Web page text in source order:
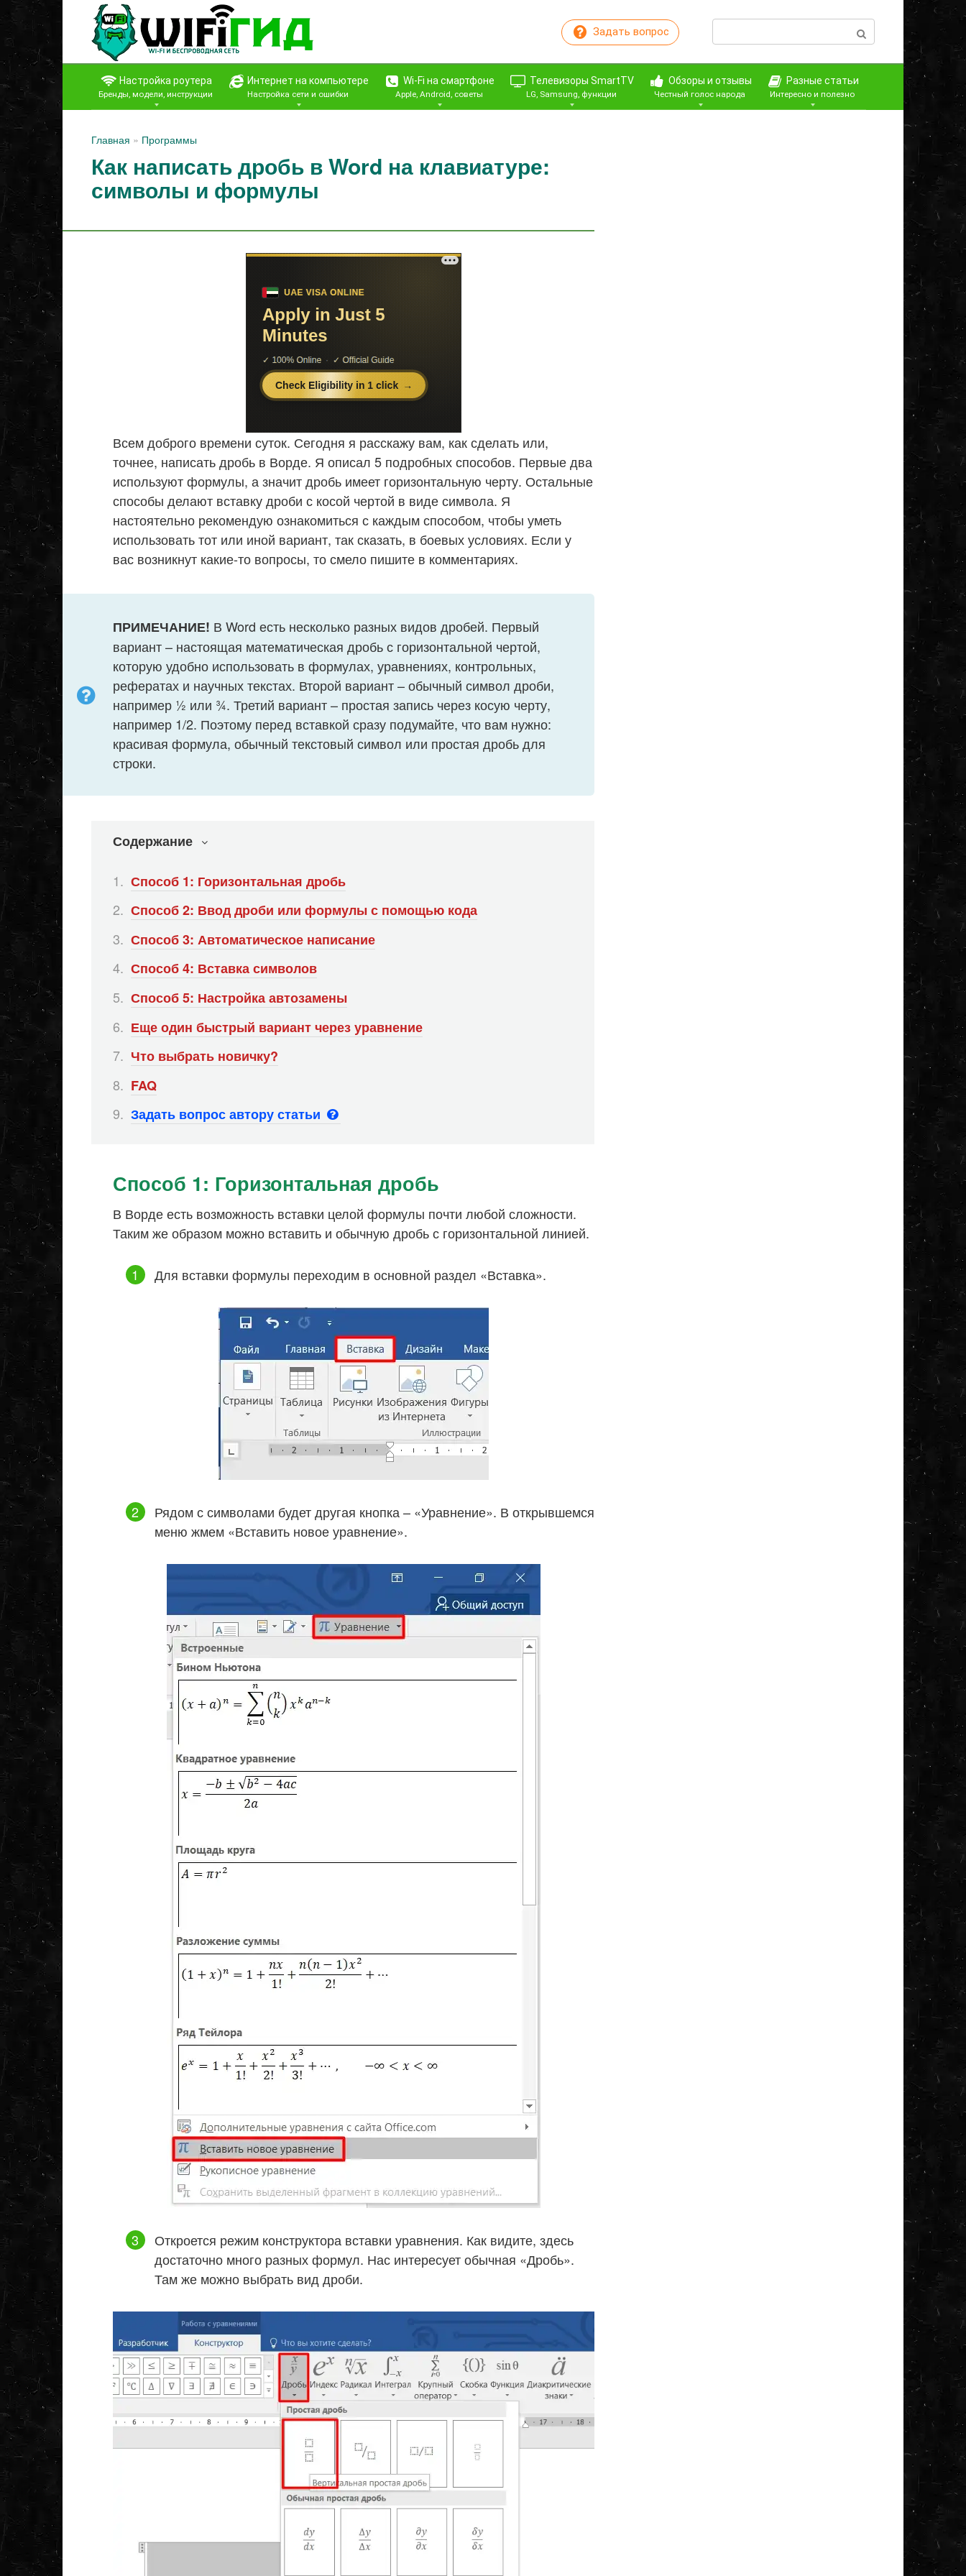
Перейти
контенту
Задать вопрос Поиск:
Настройка роутера
Бренды, модели, инструкции
Интернет на компьютере
Настройка сети и ошибки
Wi-Fi на смартфоне
Apple, Android, советы
Телевизоры SmartTV
LG, Samsung, функции
Обзоры и отзывы
Честный голос народа
Разные статьи
Интересно и полезно
Главная » Программы
Как написать дробь в Word на клавиатуре:
символы и формулы
Всем доброго времени суток. Сегодня я расскажу вам, как сделать или,
точнее, написать дробь в Ворде. Я описал 5 подробных способов. Первые два
используют формулы, а значит дробь имеет горизонтальную черту. Остальные
способы делают вставку дроби с косой чертой в виде символа. Я
настоятельно рекомендую ознакомиться с каждым способом, чтобы уметь
использовать тот или иной вариант, так сказать, в боевых условиях. Если у
вас возникнут какие-то вопросы, то смело пишите в комментариях.
ПРИМЕЧАНИЕ! В Word есть несколько разных видов дробей. Первый
вариант – настоящая математическая дробь с горизонтальной чертой,
которую удобно использовать в формулах, уравнениях, контрольных,
рефератах и научных текстах. Второй вариант – обычный символ дроби,
например ½ или ¾. Третий вариант – простая запись через косую черту,
например 1/2. Поэтому перед вставкой сразу подумайте, что вам нужно:
красивая формула, обычный текстовый символ или простая дробь для
строки.
Содержание
Способ 1: Горизонтальная дробь
Способ 2: Ввод дроби или формулы с помощью кода
Способ 3: Автоматическое написание
Способ 4: Вставка символов
Способ 5: Настройка автозамены
Еще один быстрый вариант через уравнение
Что выбрать новичку?
FAQ
Задать вопрос автору статьи
Способ 1: Горизонтальная дробь
В Ворде есть возможность вставки целой формулы почти любой сложности.
Таким же образом можно вставить и обычную дробь с горизонтальной линией.
Для вставки формулы переходим в основной раздел «Вставка».
Рядом с символами будет другая кнопка – «Уравнение». В открывшемся
меню жмем «Вставить новое уравнение».
Откроется режим конструктора вставки уравнения. Как видите, здесь
достаточно много разных формул. Нас интересует обычная «Дробь».
Там же можно выбрать вид дроби.